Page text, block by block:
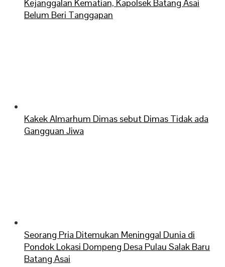
Kejanggalan Kematian, Kapolsek Batang Asai
Belum Beri Tanggapan
Kakek Almarhum Dimas sebut Dimas Tidak ada
Gangguan Jiwa
Seorang Pria Ditemukan Meninggal Dunia di
Pondok Lokasi Dompeng Desa Pulau Salak Baru
Batang Asai